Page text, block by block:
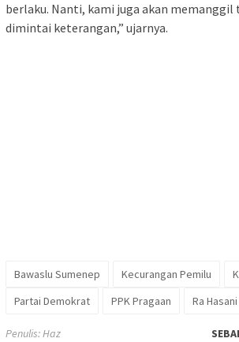
berlaku. Nanti, kami juga akan
dimintai keterangan,” ujarnya.
Bawaslu Sumenep Kecurangan Pemilu
Partai Demokrat
PPK Pragaan Ra
Penulis: Haz